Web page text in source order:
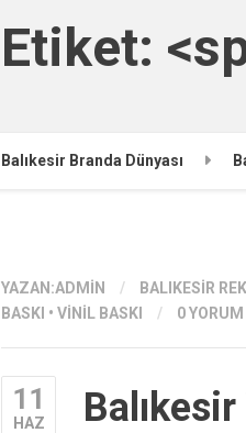
Etiket:
Balıkesir Branda Dünyası
YAZAN:ADMIN / BALIKESIR
BASKI • VINIL BASKI / 0 YORUM
11
HAZ